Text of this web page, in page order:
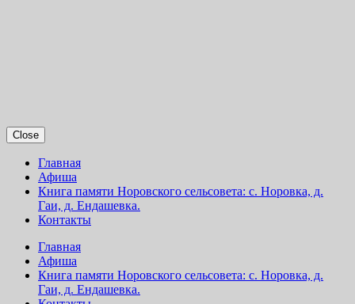
Close
Главная
Афиша
Книга памяти Норовского сельсовета: с. Норовка, д.
Гаи, д. Ендашевка.
Контакты
Главная
Афиша
Книга памяти Норовского сельсовета: с. Норовка, д.
Гаи, д. Ендашевка.